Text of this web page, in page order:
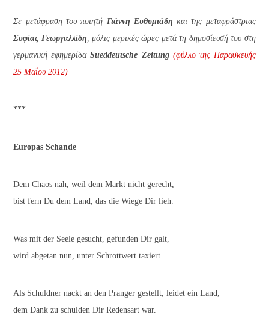
Σε μετάφραση του ποιητή Γιάννη Ευθυμιάδη και της μεταφράστριας
Σοφίας Γεωργαλλίδη, μόλις μερικές ώρες μετά τη δημοσίευσή του στη
γερμανική εφημερίδαSueddeutsche Zeitung (φύλλο της Παρασκευής
25 Μαΐου 2012)
***
Europas Schande
Dem Chaos nah, weil dem Markt nicht gerecht,
bist fern Du dem Land, das die Wiege Dir lieh.
Was mit der Seele gesucht, gefunden Dir galt,
wird abgetan nun, unter Schrottwert taxiert.
Als Schuldner nackt an den Pranger gestellt, leidet ein Land,
dem Dank zu schulden Dir Redensart war.